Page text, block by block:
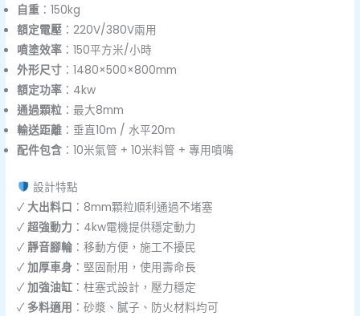
自重 ：150kg
額定電壓 ：220V/380V兩用
噴塗效率 ：150平方米/小時
外形尺寸 ：1480×500×800mm
額定功率 ：4kw
通過顆粒 ：最大8mm
輸送距離 ：垂直10m / 水平20m
配件包含 ：10米氣管 + 10米料管 + 專用噴嘴
設計特點
✓大出料口 ：8mm顆粒順利通過不堵塞
✓超強動力 ：4kw電機提供穩定動力
✓靜音腳輪 ：移動方便，施工不擾民
✓加厚車身 ：堅固耐用，使用壽命長
✓加強油缸 ：柱塞式設計，壓力穩定
✓ 多料適用 ：砂漿、膩子、防火材料均可